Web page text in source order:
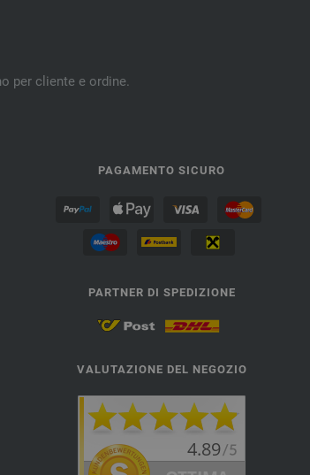
per cliente e ordine.
PAGAMENTO SICURO
PARTNER DI SPEDIZIONE
VALUTAZIONE DEL NEGOZIO